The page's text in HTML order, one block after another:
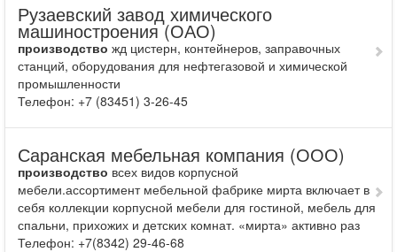
Рузаевский завод химического
машиностроения (ОАО)
производство жд цистерн, контейнеров, заправочных
станций, обору­дования для нефтегазовой и химической
промышленности
Телефон: +7 (83451) 3-26-45
Саранская мебельная компания (ООО)
производство всех видов корпусной
мебели.ассортимент мебельной фабрике мирта включает в
себя коллекции корпусной мебели для гостиной, мебель для
спальни, прихожих и детских комнат. «мирта» активно раз
Телефон: +7(8342) 29-46-68